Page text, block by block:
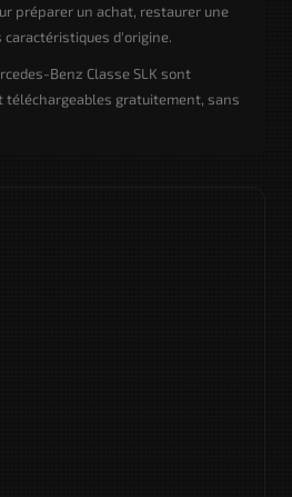
préparer un achat, restaurer une
d'origine.
Benz Classe SLK sont
téléchargeables gratuitement, sans